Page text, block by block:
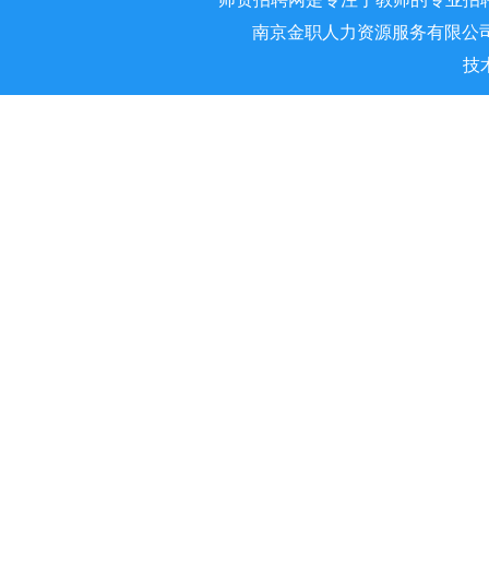
南京金职人力资源服务有限公
技